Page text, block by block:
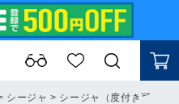
シージャ > シージャ（度付き可